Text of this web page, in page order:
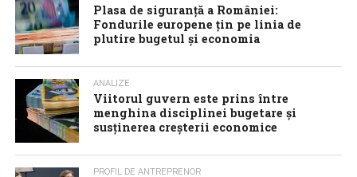
Plasa de siguranță a României:
Fondurile europene țin pe linia de
plutire bugetul și economia
ANALIZE
Viitorul guvern este prins între
menghina disciplinei bugetare și
susținerea creșterii economice
PROFIL DE ANTREPRENOR